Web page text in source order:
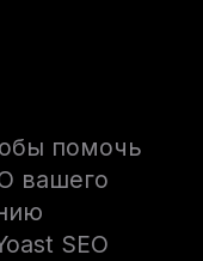
помочь
вашего
SEO